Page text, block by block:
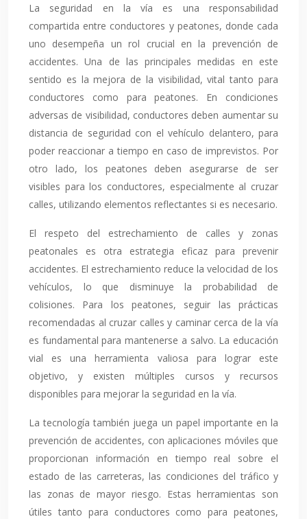
La seguridad en la vía es una responsabilidad
compartida entre conductores y peatones, donde cada
uno desempeña un rol crucial en la prevención de
accidentes. Una de las principales medidas en este
sentido es la mejora de la visibilidad, vital tanto para
conductores como para peatones. En condiciones
adversas de visibilidad, conductores deben aumentar su
distancia de seguridad con el vehículo delantero, para
poder reaccionar a tiempo en caso de imprevistos. Por
otro lado, los peatones deben asegurarse de ser
visibles para los conductores, especialmente al cruzar
calles, utilizando elementos reflectantes si es necesario.
El respeto del estrechamiento de calles y zonas
peatonales es otra estrategia eficaz para prevenir
accidentes. El estrechamiento reduce la velocidad de los
vehículos, lo que disminuye la probabilidad de
colisiones. Para los peatones, seguir las prácticas
recomendadas al cruzar calles y caminar cerca de la vía
es fundamental para mantenerse a salvo. La educación
vial es una herramienta valiosa para lograr este
objetivo, y existen múltiples cursos y recursos
disponibles para mejorar la seguridad en la vía.
La tecnología también juega un papel importante en la
prevención de accidentes, con aplicaciones móviles que
proporcionan información en tiempo real sobre el
estado de las carreteras, las condiciones del tráfico y
las zonas de mayor riesgo. Estas herramientas son
útiles tanto para conductores como para peatones,